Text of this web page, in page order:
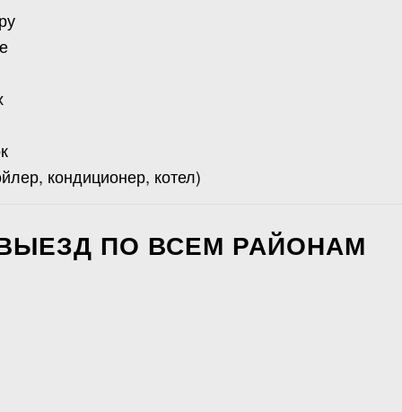
кондиционер, котел)
ПО ВСЕМ РАЙОНАМ